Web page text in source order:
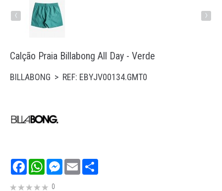
‹ ›
Calção Praia Billabong All Day - Verde
BILLABONG > REF: EBYJV00134.GMT0
FacebookWhatsAppMessenger
Email
0